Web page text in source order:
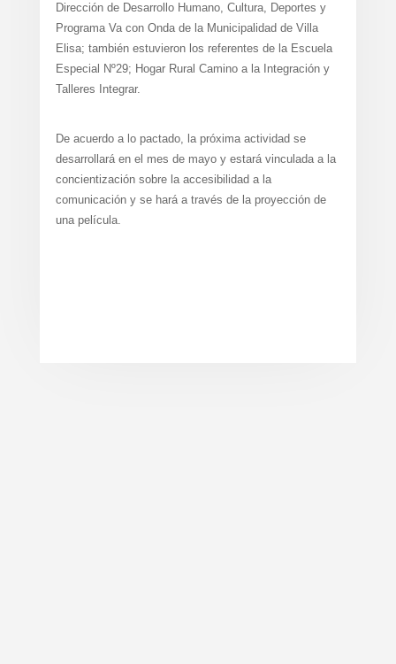
Dirección de Desarrollo Humano, Cultura, Deportes y
Programa Va con Onda de la Municipalidad de Villa
Elisa; también estuvieron los referentes de la Escuela
Especial Nº29; Hogar Rural Camino a la Integración y
Talleres Integrar.
De acuerdo a lo pactado, la próxima actividad se
desarrollará en el mes de mayo y estará vinculada a la
concientización sobre la accesibilidad a la
comunicación y se hará a través de la proyección de
una película.